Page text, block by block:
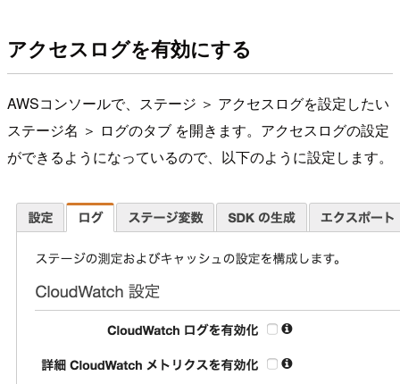
アクセスログを有効にする
AWSコンソールで、ステージ ＞ アクセスログを設定したい
ステージ名 ＞ ログのタブ を開きます。アクセスログの設定
ができるようになっているので、以下のように設定します。